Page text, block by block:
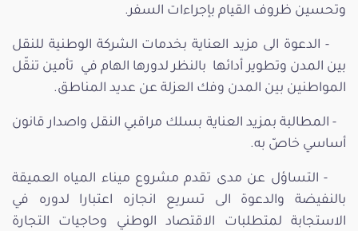
وتحسين ظروف القيام بإجراءات السفر.
- الدعوة الى مزيد العناية بخدمات الشركة الوطنية للنقل
بين المدن وتطوير أدائها بالنظر لدورها الهام في تأمين تنقّل
المواطنين بين المدن وفك العزلة عن عديد المناطق.
- المطالبة بمزيد العناية بسلك مراقبي النقل واصدار قانون
أساسي خاصّ به.
- التساؤل عن مدى تقدم مشروع ميناء المياه العميقة
بالنفيضة والدعوة الى تسريع انجازه اعتبارا لدوره في
الاستجابة لمتطلبات الاقتصاد الوطني وحاجيات التجارة